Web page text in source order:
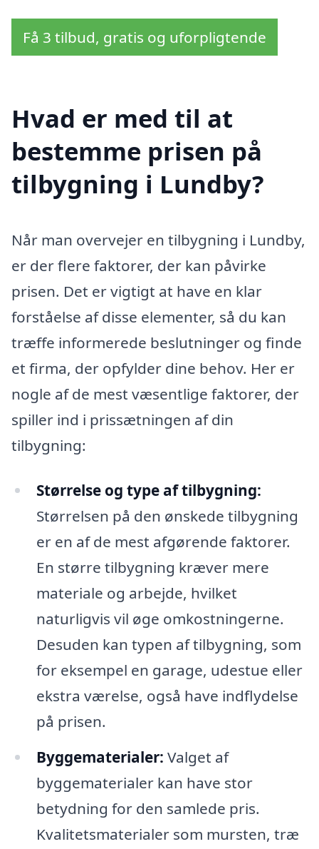
Få 3 tilbud, gratis og uforpligtende
Hvad er med til at
bestemme prisen på
tilbygning i Lundby?
Når man overvejer en tilbygning i Lundby,
er der flere faktorer, der kan påvirke
prisen. Det er vigtigt at have en klar
forståelse af disse elementer, så du kan
træffe informerede beslutninger og finde
et firma, der opfylder dine behov. Her er
nogle af de mest væsentlige faktorer, der
spiller ind i prissætningen af din
tilbygning:
Størrelse og type af tilbygning:
Størrelsen på den ønskede tilbygning
er en af de mest afgørende faktorer.
En større tilbygning kræver mere
materiale og arbejde, hvilket
naturligvis vil øge omkostningerne.
Desuden kan typen af tilbygning, som
for eksempel en garage, udestue eller
ekstra værelse, også have indflydelse
på prisen.
Byggematerialer: Valget af
byggematerialer kan have stor
betydning for den samlede pris.
Kvalitetsmaterialer som mursten, træ